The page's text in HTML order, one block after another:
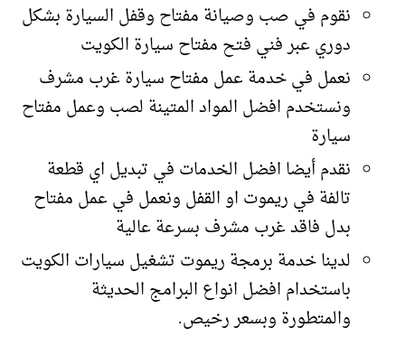
نقوم في صب وصيانة مفتاح وقفل السيارة بشكل
دوري عبر فني فتح مفتاح سيارة الكويت
نعمل في خدمة عمل مفتاح سيارة غرب مشرف
ونستخدم افضل المواد المتينة لصب وعمل مفتاح
سيارة
نقدم أيضا افضل الخدمات في تبديل اي قطعة
تالفة في ريموت او القفل ونعمل في عمل مفتاح
بدل فاقد غرب مشرف بسرعة عالية
لدينا خدمة برمجة ريموت تشغيل سيارات الكويت
باستخدام افضل انواع البرامج الحديثة
والمتطورة وبسعر رخيص.